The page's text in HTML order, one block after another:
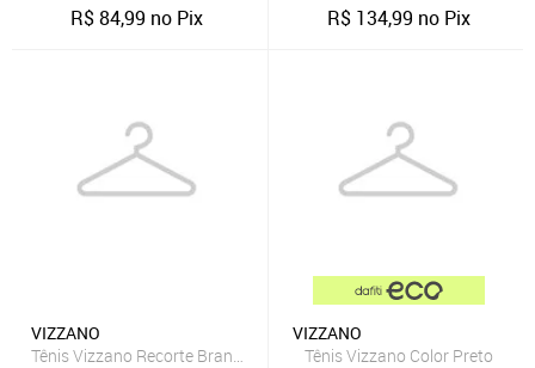
R$84,99 no Pix R$ 134,99 no Pix
VIZZANO
Tênis Vizzano Recorte Branco
VIZZANO
Tênis Vizzano Color Preto